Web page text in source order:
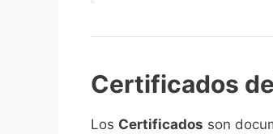
Certificados
Los Certificados son